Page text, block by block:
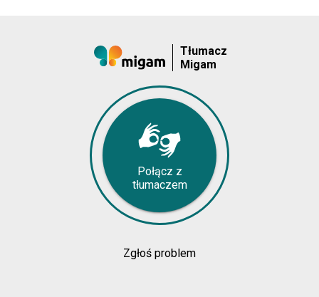
Tłumacz
Migam
Połącz z
tłumaczem
Zgłoś problem